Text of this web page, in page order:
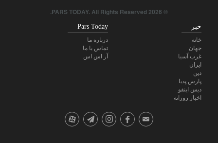
© 2026 PARS TODAY. All Rights Reserved.
خبر
خانه
جهان
غرب آسیا
ایران
دین
پارس پدیا
دیس اینفو
اخبار روزانه
Pars Today
درباره ما
تماس با ما
آر اس اس